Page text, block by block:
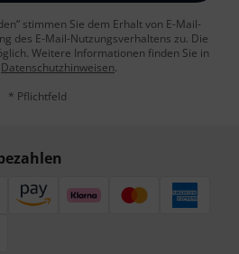
stimmen Sie dem Erhalt von E-Mail-
des E-Mail-Nutzungsverhaltens zu. Die
Weitere Informationen finden Sie in
Datenschutzhinweisen.
* Pflichtfeld